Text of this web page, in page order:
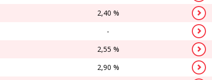
2,40 %
-
2,55 %
2,90 %